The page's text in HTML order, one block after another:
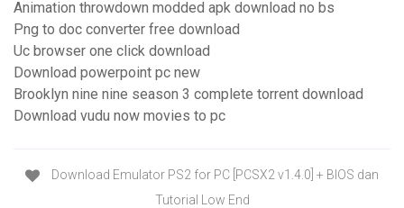
Animation throwdown modded apk download no bs
Png to doc converter free download
Uc browser one click download
Download powerpoint pc new
Brooklyn nine nine season 3 complete torrent download
Download vudu now movies to pc
Download Emulator PS2 for PC [PCSX2 v1.4.0] + BIOS dan
Tutorial Low End